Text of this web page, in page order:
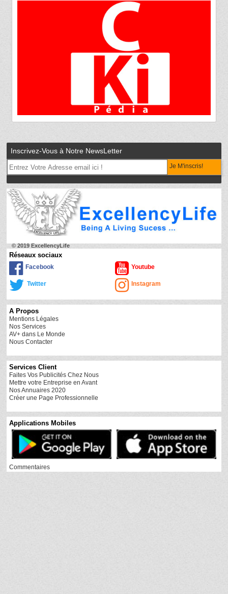
Inscrivez-Vous à Notre NewsLetter
Je M'inscris!
© 2019 ExcellencyLife
Réseaux sociaux
Facebook Youtube
Twitter Instagram
A Propos
Mentions Légales
Nos Services
AV+ dans Le Monde
Nous Contacter
Services Client
Faites Vos Publicités Chez Nous
Mettre votre Entreprise en Avant
Nos Annuaires 2020
Créer une Page Professionnelle
Applications Mobiles
Commentaires